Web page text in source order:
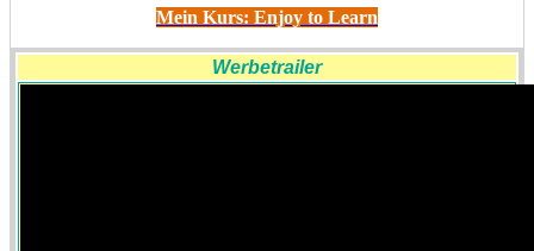
Mein Kurs: Enjoy to Learn
Werbetrailer